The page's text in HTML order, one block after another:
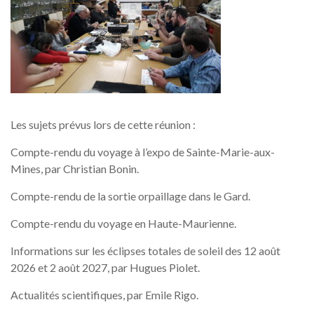
Les sujets prévus lors de cette réunion :
Compte-rendu du voyage à l’expo de Sainte-Marie-aux-
Mines, par Christian Bonin.
Compte-rendu de la sortie orpaillage dans le Gard.
Compte-rendu du voyage en Haute-Maurienne.
Informations sur les éclipses totales de soleil des 12 août
2026 et 2 août 2027, par Hugues Piolet.
Actualités scientifiques, par Emile Rigo.